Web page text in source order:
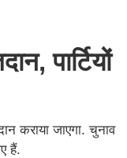
पार्टियों
कराया जाएगा. चुनाव
हैं.